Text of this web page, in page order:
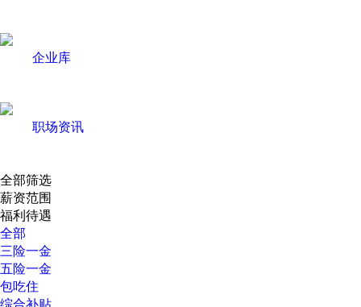
企业库
职场资讯
全部筛选
薪资范围
福利待遇
全部
三险一金
五险一金
包吃住